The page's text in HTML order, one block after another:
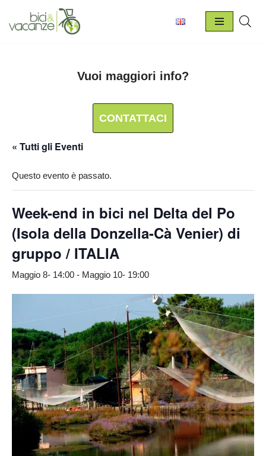
Vai
Vuoi maggiori info?
CONTATTACI
« Tutti gli Eventi
Questo evento è passato.
Week-end in bici nel Delta del Po
(Isola della Donzella-Cà Venier) di
gruppo / ITALIA
Maggio 8- 14:00 - Maggio 10- 19:00